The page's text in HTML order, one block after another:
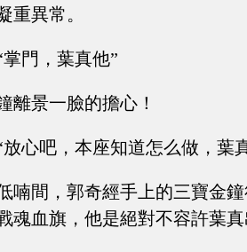
重異常。
掌門，葉真他”
離景一臉的擔心！
放心吧，本座知道怎么做，葉
喃間，郭奇經手上的三寶金
魂血旗，他是絕對不容許葉